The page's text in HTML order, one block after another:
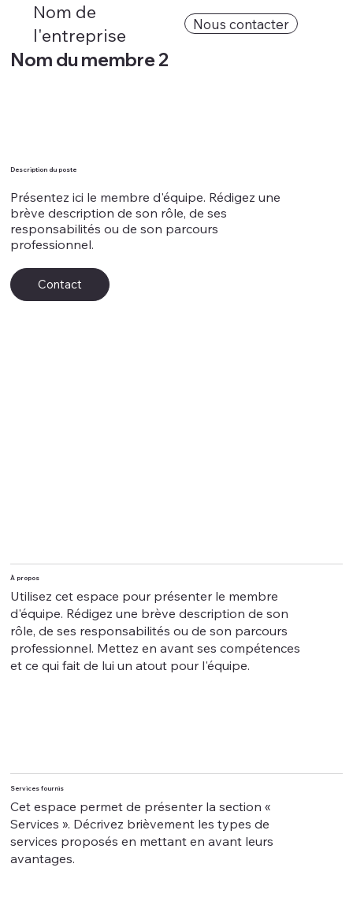
Nom de
l'entreprise
Nous contacter
Nom du membre 2
Description du poste
Présentez ici le membre d'équipe. Rédigez une
brève description de son rôle, de ses
responsabilités ou de son parcours
professionnel.
Contact
À propos
Utilisez cet espace pour présenter le membre
d'équipe. Rédigez une brève description de son
rôle, de ses responsabilités ou de son parcours
professionnel. Mettez en avant ses compétences
et ce qui fait de lui un atout pour l'équipe.
Services fournis
Cet espace permet de présenter la section «
Services ». Décrivez brièvement les types de
services proposés en mettant en avant leurs
avantages.